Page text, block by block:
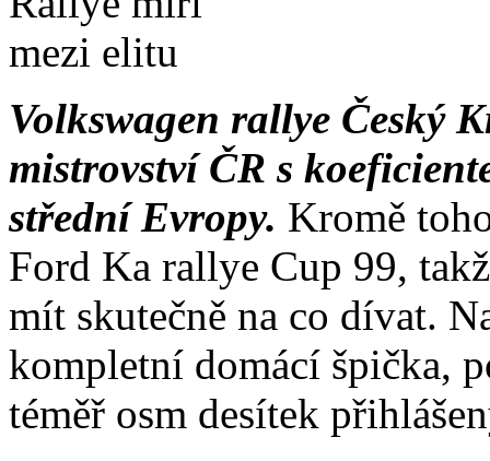
Volkswagen rallye Český
mistrovství ČR s
střední Evropy. Kromě
Ford Ka rallye Cup 99,
mít skutečně na co dívat.
kompletní domácí špička,
téměř osm desítek